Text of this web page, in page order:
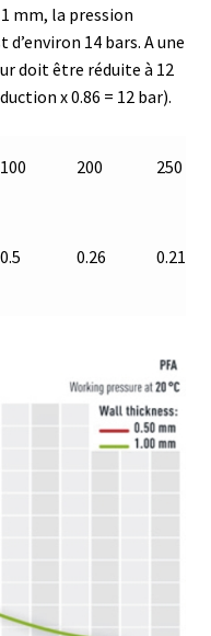
et microaérobes
Android et iOS
mm, la pression
14 bars. A une
doit être réduite à 12
x 0.86 = 12 bar).
100 200 250
0.5 0.26 0.21